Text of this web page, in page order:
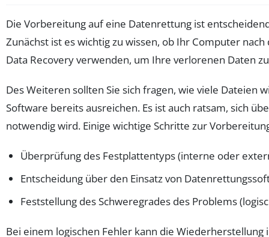
Die Vorbereitung auf eine Datenrettung ist
Zunächst ist es wichtig zu wissen, ob Ihr Computer
Data Recovery verwenden, um Ihre verlorenen Daten
Des Weiteren sollten Sie sich fragen, wie viele Dateien
Software bereits ausreichen. Es ist auch ratsam, sich
notwendig wird. Einige wichtige Schritte zur
Überprüfung des Festplattentyps (interne oder
Entscheidung über den Einsatz von
Feststellung des Schweregrades des Problems
Bei einem logischen Fehler kann die